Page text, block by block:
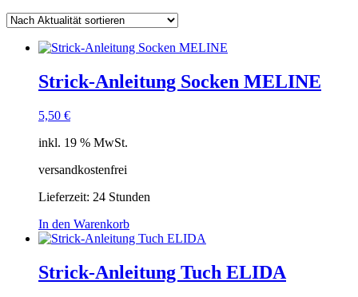
Strick-Anleitung Socken MELINE
5,50 €
inkl. 19 % MwSt.
versandkostenfrei
Lieferzeit: 24 Stunden
In den Warenkorb
Strick-Anleitung Tuch ELIDA